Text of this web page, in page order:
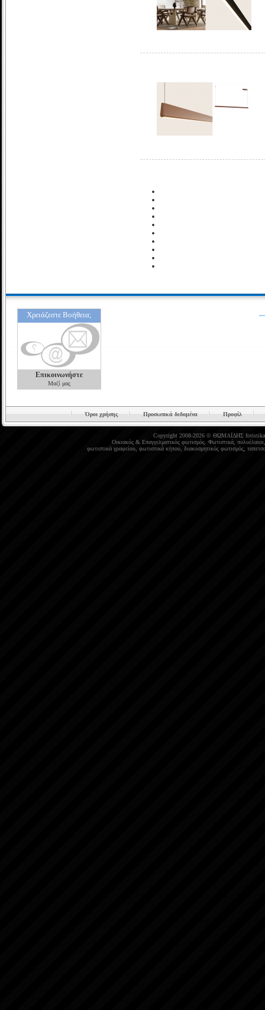
Χρειάζεστε Βοήθεια;
Επικοινωνήστε
Μαζί μας
Όροι χρήσης Προσωπικά δεδομένα Προφίλ
Copyright 2008-2026 © ΘΩΜΑΪΔΗΣ
Οικιακός& Επαγγελματικός φωτισμός. Φωτιστικά, πολυέλαιοι
φωτιστικά γραφείου, φωτιστικά κήπου, διακοσμητικός φωτισμός,